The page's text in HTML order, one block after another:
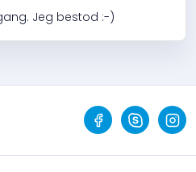
Jeg bestod :-)